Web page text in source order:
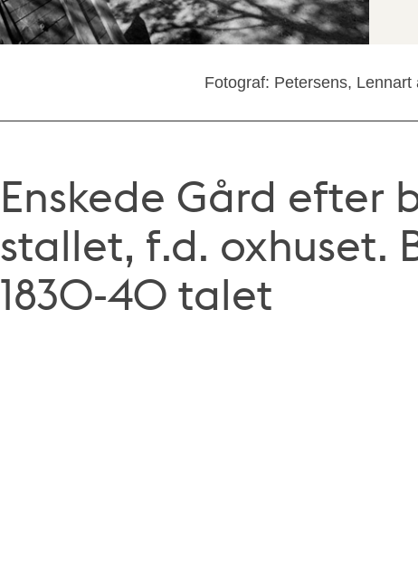
Fotograf: Petersens, Lennart
Enskede Gård efter
stallet, f.d. oxhuset.
1830-40 talet